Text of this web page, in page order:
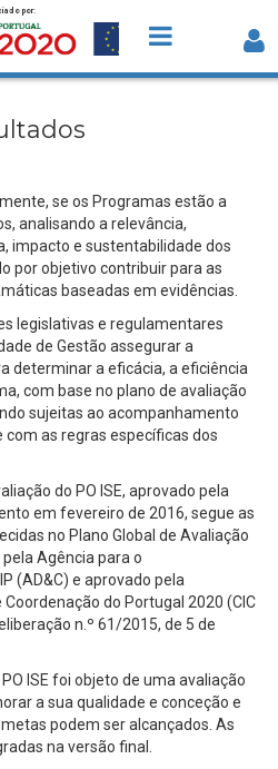
por:
se os Programas estão a
analisando a relevância,
impacto e sustentabilidade dos
por objetivo contribuir para as
baseadas em evidências.
legislativas e regulamentares
de Gestão assegurar a
determinar a eficácia, a eficiência
com base no plano de avaliação
sujeitas ao acompanhamento
as regras específicas dos
do PO ISE, aprovado pela
em fevereiro de 2016, segue as
no Plano Global de Avaliação
Agência para o
(AD&C) e aprovado pela
do Portugal 2020 (CIC
n.º 61/2015, de 5 de
ISE foi objeto de uma avaliação
a sua qualidade e conceção e
podem ser alcançados. As
na versão final.